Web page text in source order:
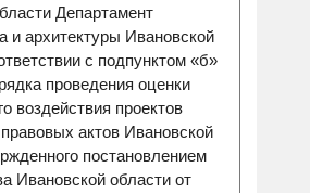
Департамент
и архитектуры Ивановской
с подпунктом «б»
проведения оценки
воздействия проектов
актов Ивановской
постановлением
Ивановской области от